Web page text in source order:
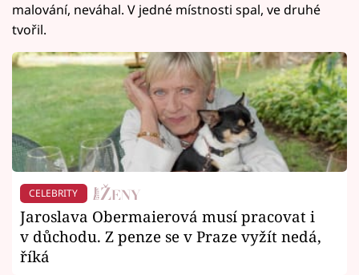
malování, neváhal. V jedné místnosti spal, ve druhé
tvořil.
CELEBRITY
Jaroslava Obermaierová musí pracovat i
v důchodu. Z penze se v Praze vyžít nedá,
říká